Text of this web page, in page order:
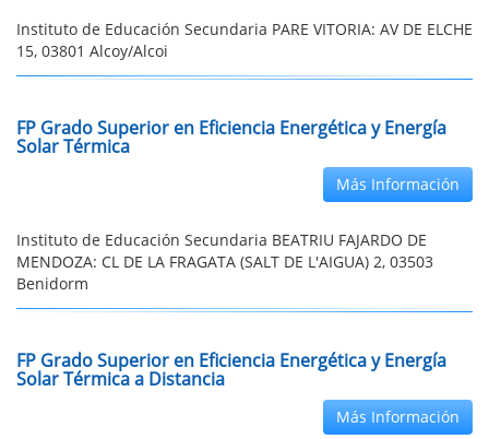
Instituto de Educación Secundaria PARE VITORIA: AV DE ELCHE
15, 03801 Alcoy/Alcoi
FP Grado Superior en Eficiencia Energética y Energía
Solar Térmica
Más Información
Instituto de Educación Secundaria BEATRIU FAJARDO DE
MENDOZA: CL DE LA FRAGATA (SALT DE L'AIGUA) 2, 03503
Benidorm
FP Grado Superior en Eficiencia Energética y Energía
Solar Térmica a Distancia
Más Información